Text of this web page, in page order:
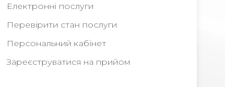
Електронні послуги
Перевірити стан послуги
Персональний кабінет
Зареєструватися на прийом